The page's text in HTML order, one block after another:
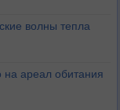
волны тепла
ареал обитания